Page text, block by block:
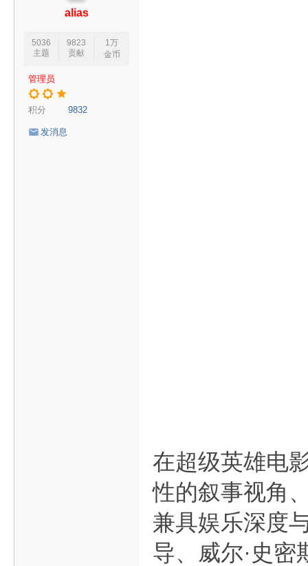
alias
5036
主题
9823
贡献
1万
金币
管理员
积分 9832
发消息
在超级英雄电
性的叙事视角
兼具娱乐深度
导、威尔·史